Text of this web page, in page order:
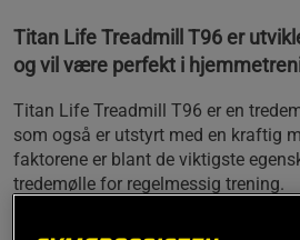
Titan Life Treadmill T96 er
og vil være perfekt i
Titan Life Treadmill T96 er en
som også er utstyrt med en kraftig
faktorene er blant de viktigste
tredemølle for regelmessig trening.